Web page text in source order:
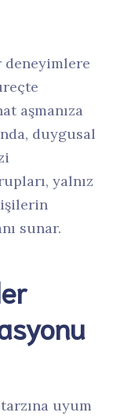
deneyimlere
aşmanıza
duygusal
yalnız
sunar.
uyum